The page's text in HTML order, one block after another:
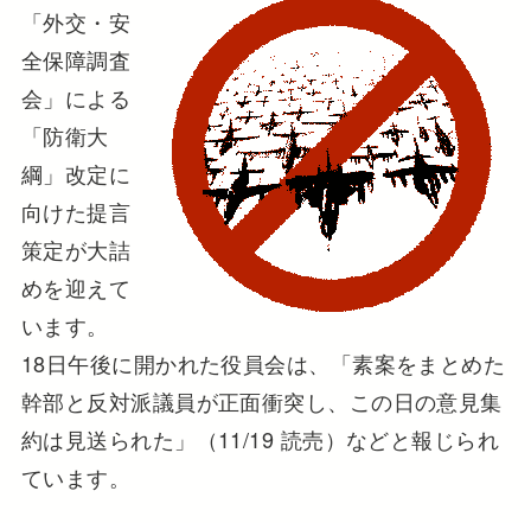
「外交・安
全保障調査
会」による
「防衛大
綱」改定に
向けた提言
策定が大詰
めを迎えて
います。
18日午後に開かれた役員会は、「素案をまとめた
幹部と反対派議員が正面衝突し、この日の意見集
約は見送られた」（11/19 読売）などと報じられ
ています。